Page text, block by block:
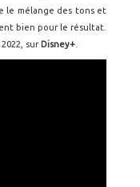
le mélange des tons et
bien pour le résultat.
sur Disney+